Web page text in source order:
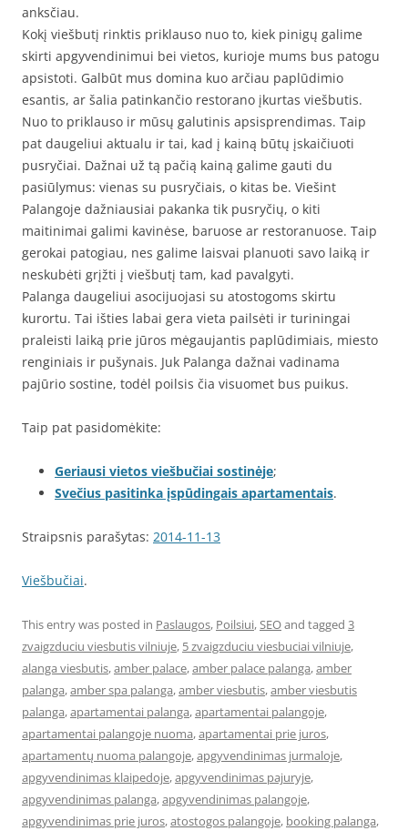
anksčiau.
Kokį viešbutį rinktis priklauso nuo to, kiek pinigų galime
skirti apgyvendinimui bei vietos, kurioje mums bus patogu
apsistoti. Galbūt mus domina kuo arčiau paplūdimio
esantis, ar šalia patinkančio restorano įkurtas viešbutis.
Nuo to priklauso ir mūsų galutinis apsisprendimas. Taip
pat daugeliui aktualu ir tai, kad į kainą būtų įskaičiuoti
pusryčiai. Dažnai už tą pačią kainą galime gauti du
pasiūlymus: vienas su pusryčiais, o kitas be. Viešint
Palangoje dažniausiai pakanka tik pusryčių, o kiti
maitinimai galimi kavinėse, baruose ar restoranuose. Taip
gerokai patogiau, nes galime laisvai planuoti savo laiką ir
neskubėti grįžti į viešbutį tam, kad pavalgyti.
Palanga daugeliui asocijuojasi su atostogoms skirtu
kurortu. Tai išties labai gera vieta pailsėti ir turiningai
praleisti laiką prie jūros mėgaujantis paplūdimiais, miesto
renginiais ir pušynais. Juk Palanga dažnai vadinama
pajūrio sostine, todėl poilsis čia visuomet bus puikus.
Taip pat pasidomėkite:
Geriausi vietos viešbučiai sostinėje;
Svečius pasitinka įspūdingais apartamentais.
Straipsnis parašytas: 2014-11-13
Viešbučiai.
This entry was posted in Paslaugos, Poilsiui,SEOand tagged 3
zvaigzduciu viesbutis vilniuje, 5 zvaigzduciu viesbuciai vilniuje,
alanga viesbutis,amber palace,amber palace palanga,amber
palanga,amber spa palanga,amber viesbutis,amber viesbutis
palanga,apartamentai palanga,apartamentai palangoje,
apartamentai palangoje nuoma,apartamentai prie juros,
apartamentų nuoma palangoje,apgyvendinimas jurmaloje,
apgyvendinimas klaipedoje,apgyvendinimas pajuryje,
apgyvendinimas palanga,apgyvendinimas palangoje,
apgyvendinimas prie juros,atostogos palangoje, booking palanga,